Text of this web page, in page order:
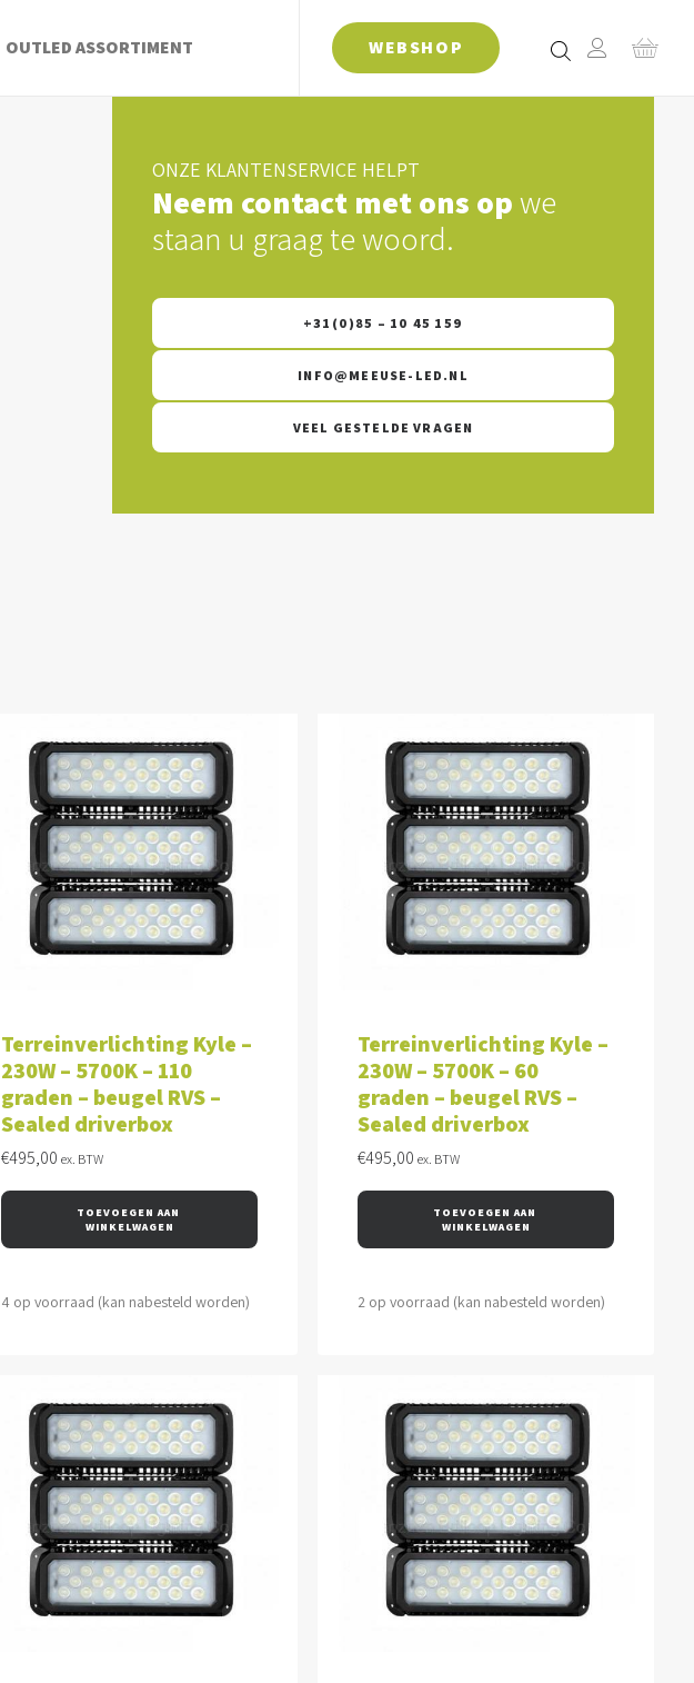
OUTLED ASSORTIMENT WEBSHOP
ONZE KLANTENSERVICE HELPT
Neem contact met ons opwe
staan u graag te woord.
+31(0)85 – 10 45 159
INFO@MEEUSE-LED.NL
VEEL GESTELDE VRAGEN
Terreinverlichting Kyle –
230W – 5700K – 110
graden – beugel RVS –
Sealed driverbox
€495,00 ex. BTW
TOEVOEGEN AAN
WINKELWAGEN
4 op voorraad (kan nabesteld worden)
Terreinverlichting Kyle –
230W – 5700K – 60
graden – beugel RVS –
Sealed driverbox
€495,00 ex. BTW
TOEVOEGEN AAN
WINKELWAGEN
2 op voorraad (kan nabesteld worden)